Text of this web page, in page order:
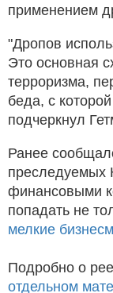
применением
"Дропов
Это основная
терроризма,
беда, с
подчеркнул
Ранее
преследуемых
финансовыми
попадать не
мелкие
Подробно о
отдельном